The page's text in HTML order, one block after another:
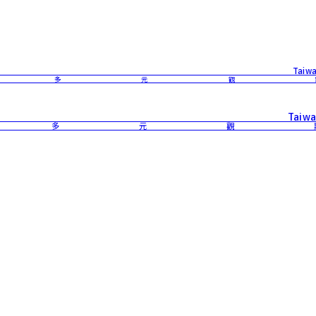
元觀
元觀